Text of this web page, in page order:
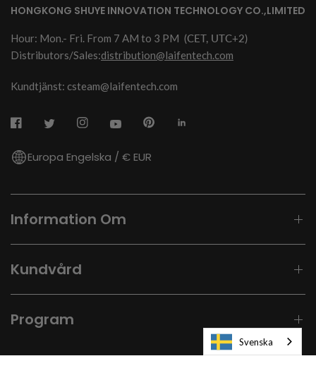
HONGKONG SHUYE INNOVATION TECHNOLOGY CO.,LIMITED
Hour: Mon.- Fri. From 7 AM to 3 PM (CET, UTC+2)
Distributors/Sales:distribution@laifentech.com
Kundtjänst: csteam@laifentech.com
Europa Engelska / € EUR
Information Om
Kundvård
Program
Svenska